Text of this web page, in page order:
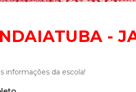
-
informações da escola!